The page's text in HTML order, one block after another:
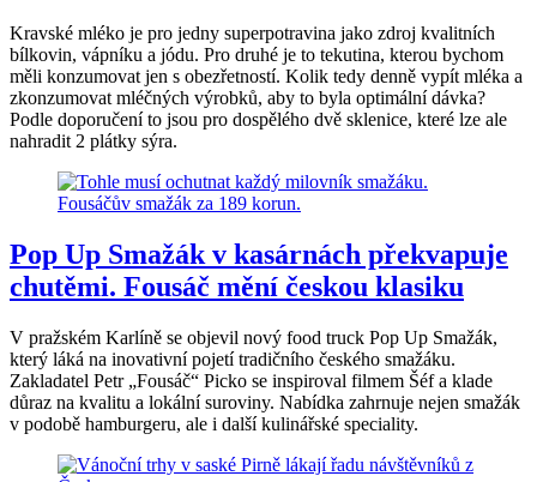
Kravské mléko je pro jedny superpotravina jako zdroj kvalitních
bílkovin, vápníku a jódu. Pro druhé je to tekutina, kterou bychom
měli konzumovat jen s obezřetností. Kolik tedy denně vypít mléka a
zkonzumovat mléčných výrobků, aby to byla optimální dávka?
Podle doporučení to jsou pro dospělého dvě sklenice, které lze ale
nahradit 2 plátky sýra.
Pop Up Smažák v kasárnách překvapuje
chutěmi. Fousáč mění českou klasiku
V pražském Karlíně se objevil nový food truck Pop Up Smažák,
který láká na inovativní pojetí tradičního českého smažáku.
Zakladatel Petr „Fousáč“ Picko se inspiroval filmem Šéf a klade
důraz na kvalitu a lokální suroviny. Nabídka zahrnuje nejen smažák
v podobě hamburgeru, ale i další kulinářské speciality.